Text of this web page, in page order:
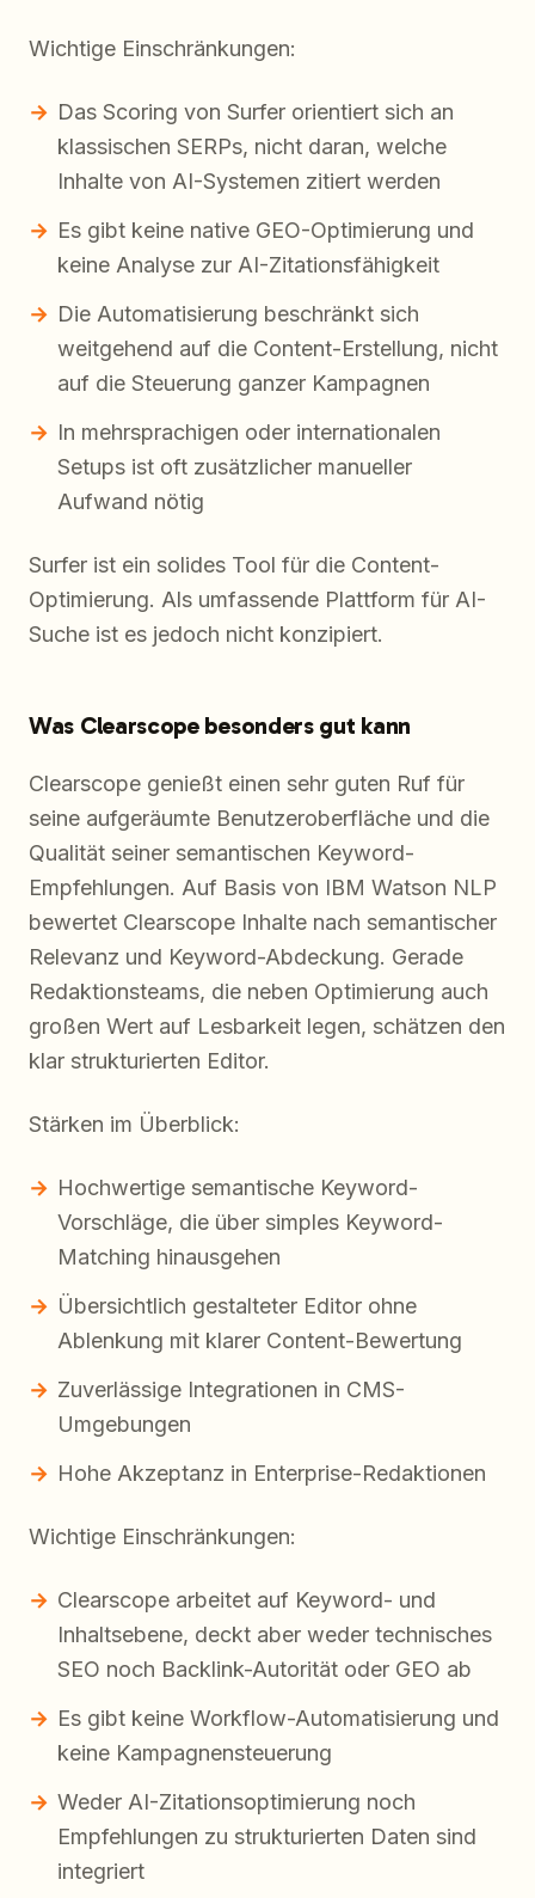
Wichtige Einschränkungen:
Das Scoring von Surfer orientiert sich an
klassischen SERPs, nicht daran, welche
Inhalte von AI-Systemen zitiert werden
Es gibt keine native GEO-Optimierung und
keine Analyse zur AI-Zitationsfähigkeit
Die Automatisierung beschränkt sich
weitgehend auf die Content-Erstellung, nicht
auf die Steuerung ganzer Kampagnen
In mehrsprachigen oder internationalen
Setups ist oft zusätzlicher manueller
Aufwand nötig
Surfer ist ein solides Tool für die Content-
Optimierung. Als umfassende Plattform für AI-
Suche ist es jedoch nicht konzipiert.
Was Clearscope besonders gut kann
Clearscope genießt einen sehr guten Ruf für
seine aufgeräumte Benutzeroberfläche und die
Qualität seiner semantischen Keyword-
Empfehlungen. Auf Basis von IBM Watson NLP
bewertet Clearscope Inhalte nach semantischer
Relevanz und Keyword-Abdeckung. Gerade
Redaktionsteams, die neben Optimierung auch
großen Wert auf Lesbarkeit legen, schätzen den
klar strukturierten Editor.
Stärken im Überblick:
Hochwertige semantische Keyword-
Vorschläge, die über simples Keyword-
Matching hinausgehen
Übersichtlich gestalteter Editor ohne
Ablenkung mit klarer Content-Bewertung
Zuverlässige Integrationen in CMS-
Umgebungen
Hohe Akzeptanz in Enterprise-Redaktionen
Wichtige Einschränkungen:
Clearscope arbeitet auf Keyword- und
Inhaltsebene, deckt aber weder technisches
SEO noch Backlink-Autorität oder GEO ab
Es gibt keine Workflow-Automatisierung und
keine Kampagnensteuerung
Weder AI-Zitationsoptimierung noch
Empfehlungen zu strukturierten Daten sind
integriert